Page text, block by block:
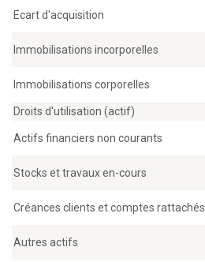
Ecart d'acquisition
Immobilisations incorporelles
Immobilisations corporelles
Droits d'utilisation (actif)
Actifs financiers non courants
Stocks et travaux en-cours
Créances clients et comptes rattachés
Autres actifs